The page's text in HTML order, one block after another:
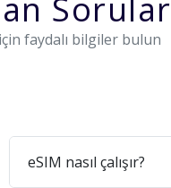
Sorular
faydalı bilgiler bulun
eSIM nasıl çalışır?